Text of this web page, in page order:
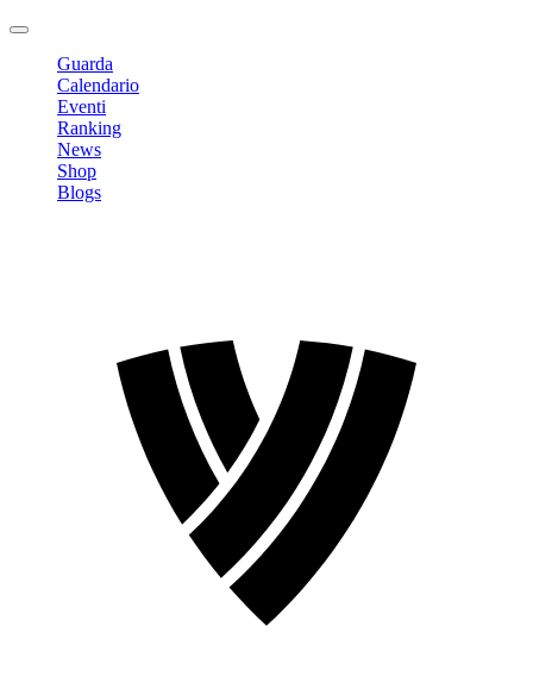
Guarda
Calendario
Eventi
Ranking
News
Shop
Blogs